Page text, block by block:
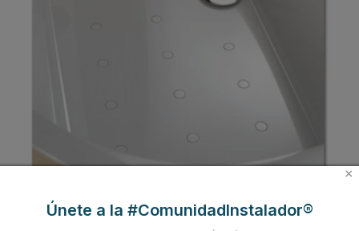
×
Únete a la #ComunidadInstalador®